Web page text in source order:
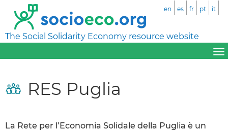
The Social Solidarity Economy resource website
en es fr pt it
RES Puglia
La Rete per l’Economia Solidale della Puglia è un